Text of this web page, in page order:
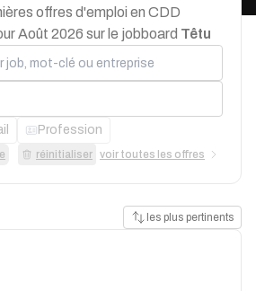
offres d'emploi en CDD
Août 2026 sur le jobboard Têtu
mot-clé ou entreprise
Profession
réinitialiser voir toutes les offres
les plus pertinents